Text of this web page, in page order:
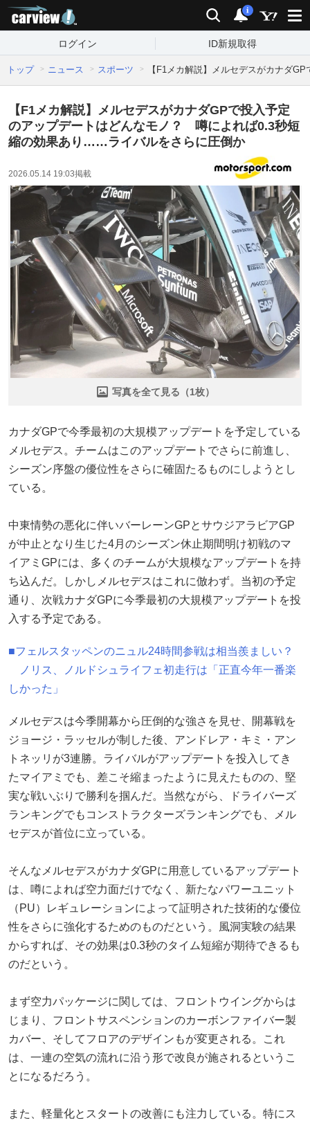
検索 通知
i
ログイン ID新規取得
トップ ニュース スポーツ 【F1メカ解説】メルセデスがカナダ
【F1メカ解説】メルセデスがカナダGPで投入予定
のアップデートはどんなモノ？ 噂によれば0.3秒短
縮の効果あり……ライバルをさらに圧倒か
2026.05.14 19:03掲載
写真を全て見る（1枚）
カナダGPで今季最初の大規模アップデートを予定している
メルセデス。チームはこのアップデートでさらに前進し、
シーズン序盤の優位性をさらに確固たるものにしようとし
ている。
中東情勢の悪化に伴いバーレーンGPとサウジアラビアGP
が中止となり生じた4月のシーズン休止期間明け初戦のマ
イアミGPには、多くのチームが大規模なアップデートを持
ち込んだ。しかしメルセデスはこれに倣わず。当初の予定
通り、次戦カナダGPに今季最初の大規模アップデートを投
入する予定である。
■フェルスタッペンのニュル24時間参戦は相当羨ましい？
ノリス、ノルドシュライフェ初走行は「正直今年一番楽
しかった」
メルセデスは今季開幕から圧倒的な強さを見せ、開幕戦を
ジョージ・ラッセルが制した後、アンドレア・キミ・アン
トネッリが3連勝。ライバルがアップデートを投入してき
たマイアミでも、差こそ縮まったように見えたものの、堅
実な戦いぶりで勝利を掴んだ。当然ながら、ドライバーズ
ランキングでもコンストラクターズランキングでも、メル
セデスが首位に立っている。
そんなメルセデスがカナダGPに用意しているアップデート
は、噂によれば空力面だけでなく、新たなパワーユニット
（PU）レギュレーションによって証明された技術的な優位
性をさらに強化するためのものだという。風洞実験の結果
からすれば、その効果は0.3秒のタイム短縮が期待できるも
のだという。
まず空力パッケージに関しては、フロントウイングからは
じまり、フロントサスペンションのカーボンファイバー製
カバー、そしてフロアのデザインもが変更される。これ
は、一連の空気の流れに沿う形で改良が施されるというこ
とになるだろう。
また、軽量化とスタートの改善にも注力している。特にス